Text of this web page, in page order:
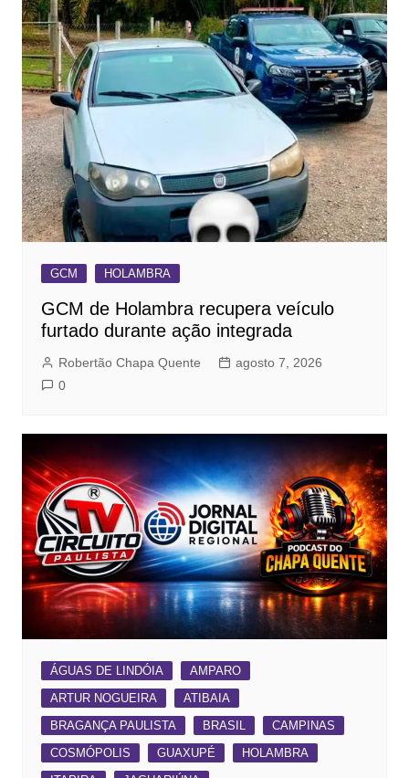
GCM HOLAMBRA
GCM de Holambra recupera veículo
furtado durante ação integrada
Robertão Chapa Quente
agosto 7, 2026
0
ÁGUAS DE LINDÓIA
AMPARO
ARTUR NOGUEIRA
ATIBAIA
BRAGANÇA PAULISTA
BRASIL
CAMPINAS
COSMÓPOLIS
GUAXUPÉ
HOLAMBRA